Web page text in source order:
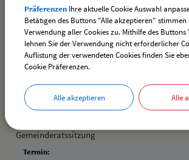
Termin:
07.10.2026–31.10.2026
Kategorie:
Vereine
Ort:
Bahnhofstraße 24
88138 Hergensweiler
Gemeinderatssitzung
Termin:
Präferenzen Ihre aktuelle Cookie Auswahl
Betätigen des Buttons "Alle akzeptieren" stimmen
Verwendung aller Cookies zu. Mithilfe des
lehnen Sie der Verwendung nicht erforderlicher
Auflistung der verwendeten Cookies finden Sie
Cookie Präferenzen.
Alle akzeptieren Alle